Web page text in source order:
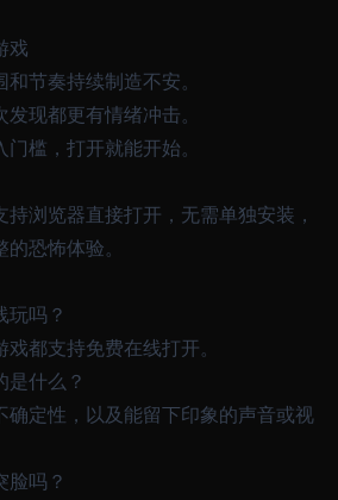
戏
节奏持续制造不安。
现都更有情绪冲击。
槛，打开就能开始。
浏览器直接打开，无需单独安装，
恐怖体验。
玩吗？
都支持免费在线打开。
是什么？
确定性，以及能留下印象的声音或视
脸吗？